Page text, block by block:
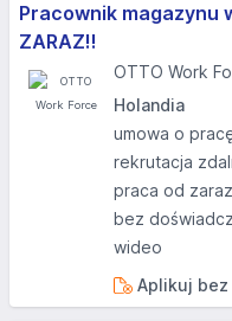
Pracownik magazynu
ZARAZ!!
OTTO Work
Holandia
umowa o
rekrutacja
praca od zaraz
bez
wideo
Aplikuj bez